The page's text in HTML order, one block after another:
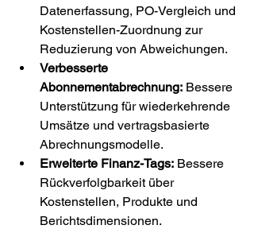
Datenerfassung, PO-Vergleich und
Kostenstellen-Zuordnung zur
Reduzierung von Abweichungen.
Verbesserte
Abonnementabrechnung: Bessere
Unterstützung für wiederkehrende
Umsätze und vertragsbasierte
Abrechnungsmodelle.
Erweiterte Finanz-Tags: Bessere
Rückverfolgbarkeit über
Kostenstellen, Produkte und
Berichtsdimensionen.